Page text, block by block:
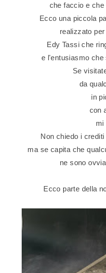
che faccio e
Ecco una piccola
realizzato
Edy Tassi che
e l'entusiasmo
Se
da
in
con
mi
Non chiedo i
ma se capita che
ne sono
Ecco parte della